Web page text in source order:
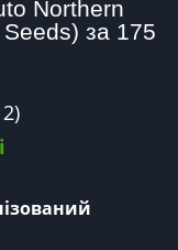
Northern
за 175